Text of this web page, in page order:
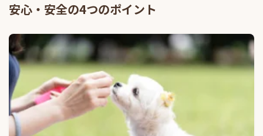
安心・安全の4つのポイント